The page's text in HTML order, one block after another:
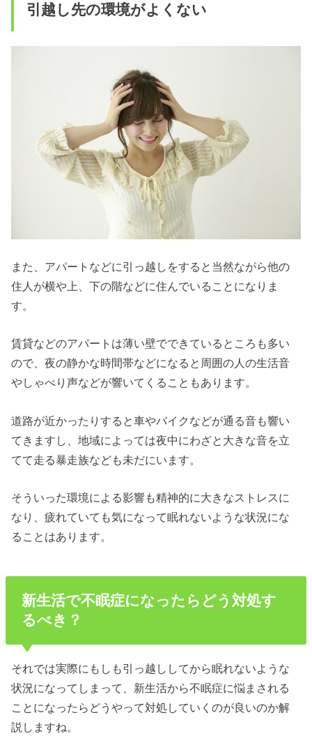
引越し先の環境がよくない
また、アパートなどに引っ越しをすると当然ながら他の
住人が横や上、下の階などに住んでいることになりま
す。
賃貸などのアパートは薄い壁でできているところも多い
ので、夜の静かな時間帯などになると周囲の人の生活音
やしゃべり声などが響いてくることもあります。
道路が近かったりすると車やバイクなどが通る音も響い
てきますし、地域によっては夜中にわざと大きな音を立
てて走る暴走族なども未だにいます。
そういった環境による影響も精神的に大きなストレスに
なり、疲れていても気になって眠れないような状況にな
ることはあります。
新生活で不眠症になったらどう対処す
るべき？
それでは実際にもしも引っ越ししてから眠れないような
状況になってしまって、新生活から不眠症に悩まされる
ことになったらどうやって対処していくのが良いのか解
説しますね。